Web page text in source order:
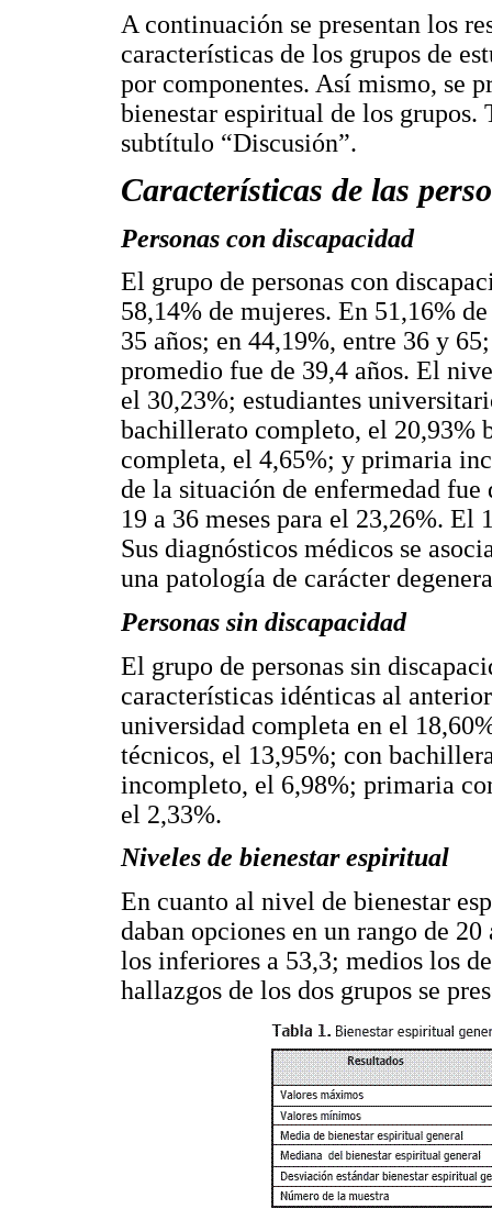
A continuación se presentan los
características de los grupos de
por componentes. Así mismo, se
bienestar espiritual de los grupos.
subtítulo “Discusión”.
Características de las
Personas con discapacidad
El grupo de personas con
58,14% de mujeres. En 51,16%
35 años; en 44,19%, entre 36 y
promedio fue de 39,4 años. El
el 30,23%; estudiantes
bachillerato completo, el 20,93%
completa, el 4,65%; y primaria
de la situación de enfermedad fue
19 a 36 meses para el 23,26%.
Sus diagnósticos médicos se
una patología de carácter
Personas sin discapacidad
El grupo de personas sin
características idénticas al
universidad completa en el
técnicos, el 13,95%; con
incompleto, el 6,98%; primaria
el 2,33%.
Niveles de bienestar espiritual
En cuanto al nivel de bienestar
daban opciones en un rango de
los inferiores a 53,3; medios los
hallazgos de los dos grupos se